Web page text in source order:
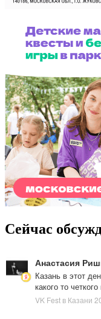
Сейчас
Анастасия
Казань в этот
какого то
VK Fest в Казани